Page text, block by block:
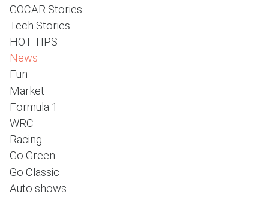
Επιχειρήσεις
ΑΝΑΖΗΤΗΣΗ
GOCAR Stories
Tech Stories
HOT TIPS
News
Fun
Market
Formula 1
WRC
Racing
Go Green
Go Classic
Auto shows